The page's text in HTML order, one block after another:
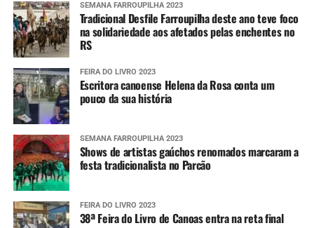
SEMANA FARROUPILHA 2023
Tradicional Desfile Farroupilha deste ano teve foco
na solidariedade aos afetados pelas enchentes no
RS
FEIRA DO LIVRO 2023
Escritora canoense Helena da Rosa conta um
pouco da sua história
SEMANA FARROUPILHA 2023
Shows de artistas gaúchos renomados marcaram a
festa tradicionalista no Parcão
FEIRA DO LIVRO 2023
38ª Feira do Livro de Canoas entra na reta final